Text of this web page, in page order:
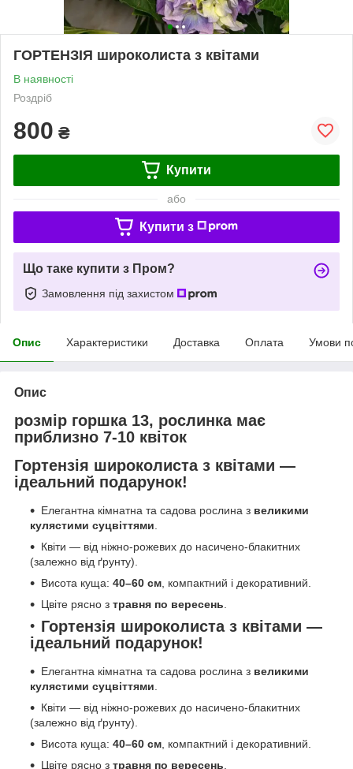
ГОРТЕНЗІЯ широколиста з квітами
В наявності
Роздріб
800 ₴
Купити
або
Купити з
Що таке купити з Пром?
Замовлення під захистом
Опис Характеристики Доставка Оплата Умови
Опис
розмір горшка 13, рослинка має
приблизно 7-10 квіток
Гортензія широколиста з квітами —
ідеальний подарунок!
Елегантна кімнатна та садова рослина з великими
кулястими суцвіттями
Квіти — від ніжно-рожевих до насичено-блакитних
(залежно від ґрунту).
Висота куща: 40–60 см , компактний і декоративний.
Цвіте рясно з травня по вересень
Гортензія широколиста з квітами —
ідеальний подарунок!
Елегантна кімнатна та садова рослина з великими
кулястими суцвіттями
Квіти — від ніжно-рожевих до насичено-блакитних
(залежно від ґрунту).
Висота куща: 40–60 см , компактний і декоративний.
Цвіте рясно з травня по вересень